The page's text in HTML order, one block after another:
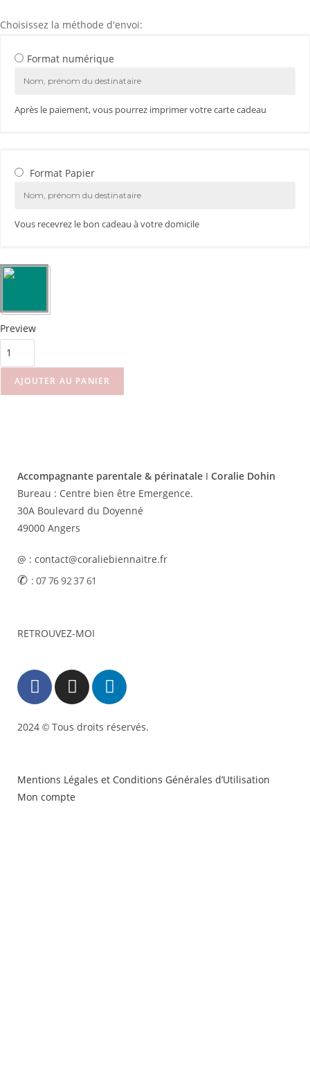
Choisissez la méthode d'envoi:
Format numérique
Après le paiement, vous pourrez imprimer votre carte cadeau
Format Papier
Vous recevrez le bon cadeau à votre domicile
Preview
AJOUTER AU PANIER
Accompagnante parentale & périnatale I Coralie Dohin
Bureau : Centre bien être Emergence.
30A Boulevard du Doyenné
49000 Angers
@ : contact@coraliebiennaitre.fr
✆ : 07 76 92 37 61
RETROUVEZ-MOI
2024 © Tous droits réservés.
Mentions Légales et Conditions Générales d’Utilisation
Mon compte